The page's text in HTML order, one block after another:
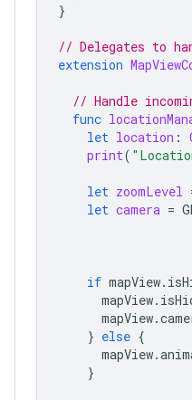
}
// Delegates to
extension
// Handle
func
let location :
print(
let zoomLevel
let camera =
if mapView.
mapView.
mapView.
} else {
mapView.
}